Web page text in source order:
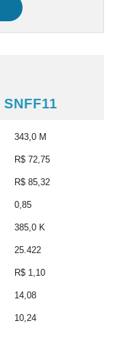
SNFF11
343,0 M
R$ 72,75
R$ 85,32
0,85
385,0 K
25.422
R$ 1,10
14,08
10,24